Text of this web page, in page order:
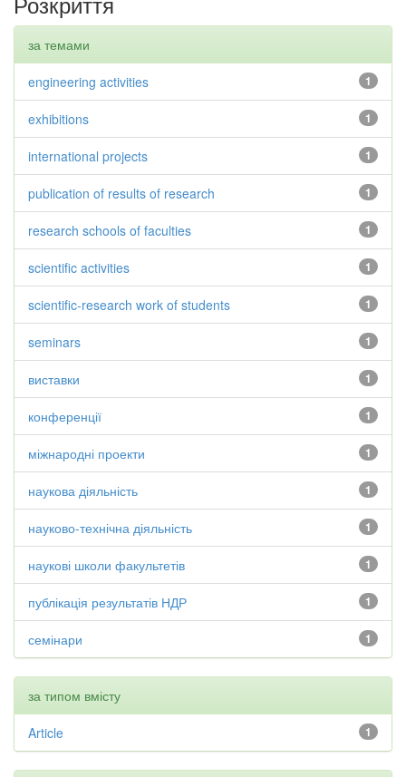
за темами
1
engineering activities
1
exhibitions
1
international projects
1
publication of results of research
1
research schools of faculties
1
scientific activities
1
scientific-research work of students
1
seminars
1
виставки
1
конференції
1
міжнародні проекти
1
наукова діяльність
1
науково-технічна діяльність
1
наукові школи факультетів
1
публікація результатів НДР
1
семінари
за типом вмісту
1
Article